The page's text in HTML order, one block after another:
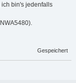
bin's jedenfalls
Gespeichert